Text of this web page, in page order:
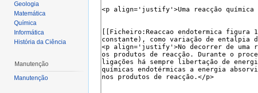
Geologia
Matemática
Química
Informática
História da Ciência
Manutenção
Manutenção